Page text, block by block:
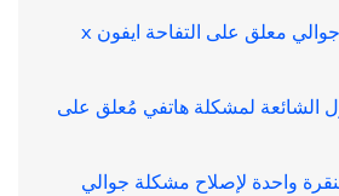
الجزء الأول: لماذا جوالي معلق على التفاحة ايفون x
الشائعة لمشكلة هاتفي مُعلق على
واحدة لإصلاح مشكلة جوالي